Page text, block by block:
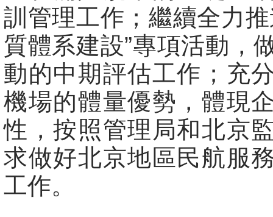
訓管理工作；繼續全力推
質體系建設”專項活動，
動的中期評估工作；充
機場的體量優勢，體現
性，按照管理局和北京
求做好北京地區民航服
工作。